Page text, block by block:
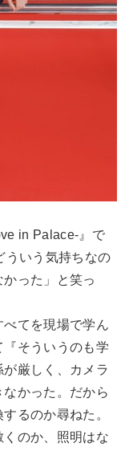
in Palace-』で
ういう気持ちなの
った」と笑っ
べてを現場で学ん
そういうのも学
厳しく、カメラ
かった。だから
るのか尋ねた。
のか、照明はな